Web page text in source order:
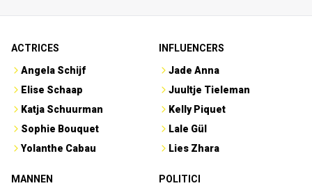
ACTRICES
Angela Schijf
Elise Schaap
Katja Schuurman
Sophie Bouquet
Yolanthe Cabau
INFLUENCERS
Jade Anna
Juultje Tieleman
Kelly Piquet
Lale Gül
Lies Zhara
MANNEN
POLITICI